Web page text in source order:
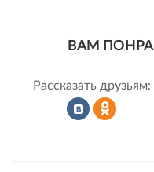
ВАМ
Рассказать друзьям: